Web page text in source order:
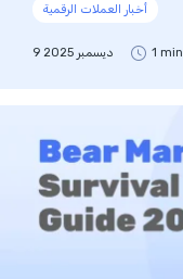
أخبار العملات الرقمية
9 ديسمبر 2025 1 min